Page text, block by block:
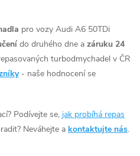
pro vozy Audi A6 50TDi
do druhého dne a záruku 24
turbodmychadel v ČR
- naše hodnocení se
Podívejte se, jak probíhá repas
Neváhejte a kontaktujte nás.